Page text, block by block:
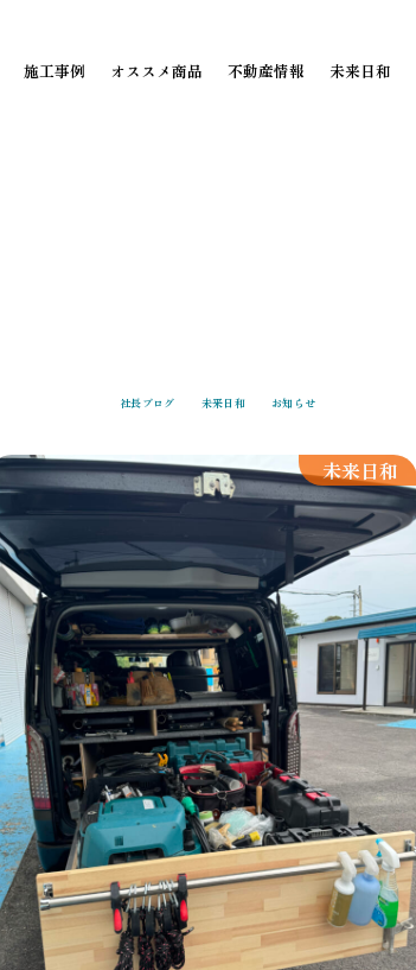
施工事例 オススメ商品 不動産情報 未来日和
社長ブログ 未来日和 お知らせ
未来日和